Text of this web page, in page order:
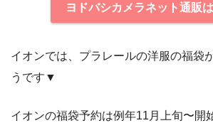
ヨドバシカメラネット通販
イオンでは、プラレールの洋服の福袋
うです▼
イオンの福袋予約は例年11月上旬〜開